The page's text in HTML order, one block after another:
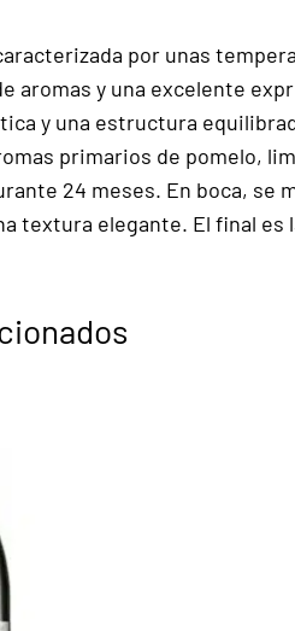
por unas
aromas y una excelente
y una estructura
primarios de pomelo,
24 meses. En boca,
textura elegante. El final